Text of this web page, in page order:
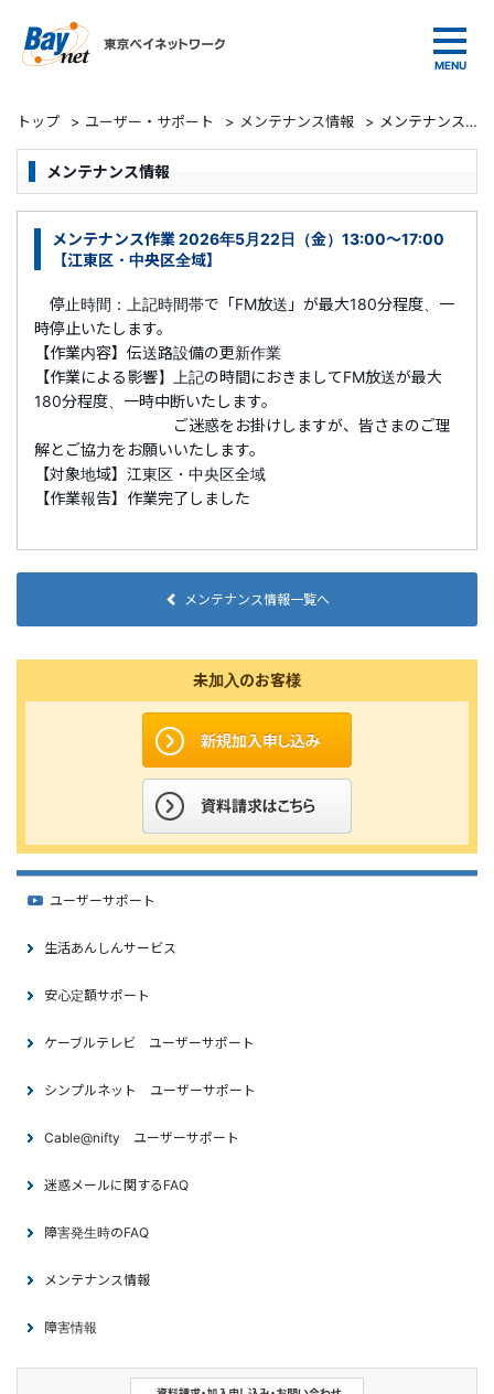
トップ > ユーザー・サポート > メンテナンス情報 > メンテナンス作業 2026年5月22日（金）13:00～17:00 【江東区・中央区全域】
メンテナンス情報
メンテナンス作業 2026年5月22日（金）13:00～17:00
【江東区・中央区全域】
停止時間：上記時間帯で「FM放送」が最大180分程度、一
時停止いたします。
【作業内容】伝送路設備の更新作業
【作業による影響】上記の時間におきましてFM放送が最大
180分程度、一時中断いたします。
ご迷惑をお掛けしますが、皆さまのご理
解とご協力をお願いいたします。
【対象地域】江東区・中央区全域
【作業報告】作業完了しました
メンテナンス情報一覧へ
未加入のお客様
ユーザーサポート
生活あんしんサービス
安心定額サポート
ケーブルテレビ ユーザーサポート
シンプルネット ユーザーサポート
Cable@nifty ユーザーサポート
迷惑メールに関するFAQ
障害発生時のFAQ
メンテナンス情報
障害情報